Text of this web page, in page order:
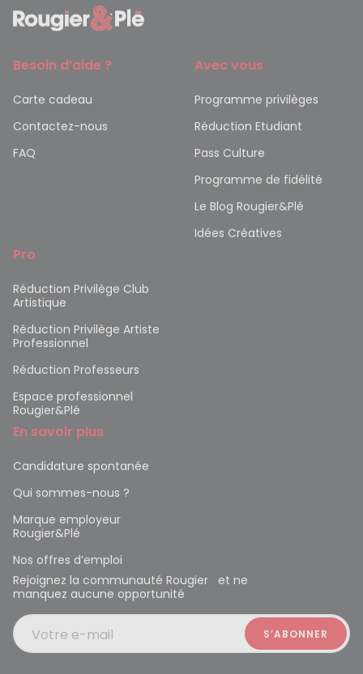
Besoin d’aide ?
Carte cadeau
Contactez-nous
FAQ
Avec vous
Programme privilèges
Réduction Etudiant
Pass Culture
Programme de fidélité
Le Blog Rougier&Plé
Idées Créatives
Pro
Réduction Privilège Club
Artistique
Réduction Privilège Artiste
Professionnel
Réduction Professeurs
Espace professionnel
Rougier&Plé
En savoir plus
Candidature spontanée
Qui sommes-nous ?
Marque employeur
Rougier&Plé
Nos offres d’emploi
Rejoignez la communauté Rougier et ne
manquez aucune opportunité
Votre e-mail